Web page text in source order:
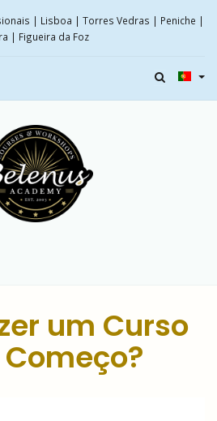
| Lisboa | Torres Vedras | Peniche |
| Figueira da Foz
um Curso